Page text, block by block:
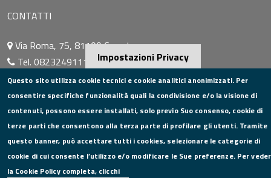
CONTATTI
Via Roma, 75, 81100 Caserta
Tel. 0823249111
Pec:camera.commercio.caserta@ce.legalmail.camcom.it
Email:info@ce.camcom.it
DATI PER LA FATTURAZIONE
P.I. 00908580616
C.F. 80004270619
Codice Univoco Ufficio UFXYA1
Impostazioni Privacy
Questo sito utilizza cookie tecnici e cookie analitici anonimizzati. Per
consentire specifiche funzionalità quali la condivisione e/o la visione di
contenuti, possono essere installati, solo previo Suo consenso, cookie di
terze parti che consentono alla terza parte di profilare gli utenti. Tramite
questo banner, può accettare tutti i cookies, selezionare le categorie di
cookie di cui consente l’utilizzo e/o modificare le Sue preferenze. Per
la Cookie Policy completa, clicchi